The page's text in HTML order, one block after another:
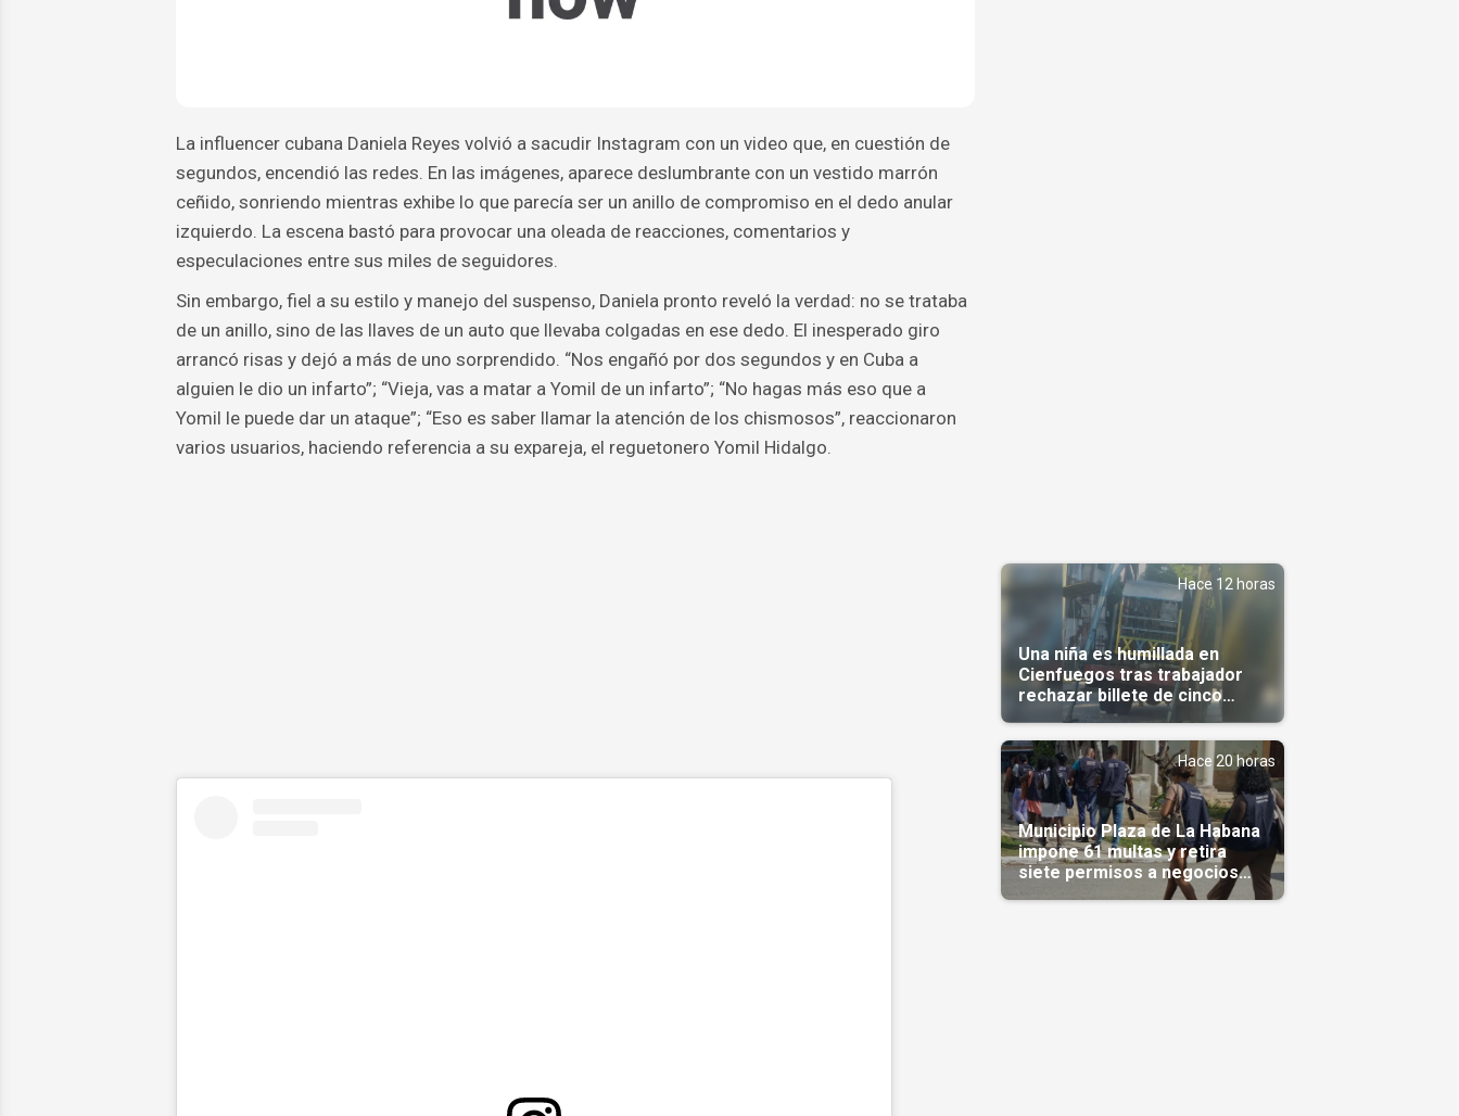
La influencer cubana Daniela Reyes volvió a sacudir Instagram con un video que, en cuestión de
segundos, encendió las redes. En las imágenes, aparece deslumbrante con un vestido marrón
ceñido, sonriendo mientras exhibe lo que parecía ser un anillo de compromiso en el dedo anular
izquierdo. La escena bastó para provocar una oleada de reacciones, comentarios y
especulaciones entre sus miles de seguidores.
Sin embargo, fiel a su estilo y manejo del suspenso, Daniela pronto reveló la verdad: no se trataba
de un anillo, sino de las llaves de un auto que llevaba colgadas en ese dedo. El inesperado giro
arrancó risas y dejó a más de uno sorprendido. “Nos engañó por dos segundos y en Cuba a
alguien le dio un infarto”; “Vieja, vas a matar a Yomil de un infarto”; “No hagas más eso que a
Yomil le puede dar un ataque”; “Eso es saber llamar la atención de los chismosos”, reaccionaron
varios usuarios, haciendo referencia a su expareja, el reguetonero Yomil Hidalgo.
Hace 12 horas
Una niña es humillada en
Cienfuegos tras trabajador
rechazar billete de cinco
pesos
Hace 20 horas
Municipio Plaza de La Habana
impone 61 multas y retira
siete permisos a negocios